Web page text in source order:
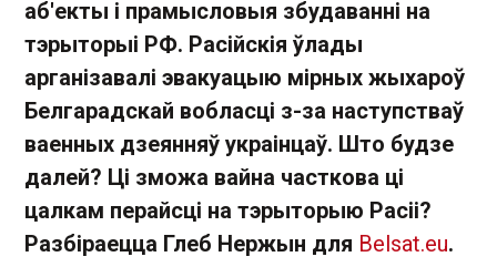
аб'екты і прамысловыя збудаванні на
тэрыторыі РФ. Расійскія ўлады
арганізавалі эвакуацыю мірных жыхароў
Белгарадскай вобласці з-за наступстваў
ваенных дзеянняў украінцаў. Што будзе
далей? Ці зможа вайна часткова ці
цалкам перайсці на тэрыторыю Расіі?
Разбіраецца Глеб Нержын для Belsat.eu.